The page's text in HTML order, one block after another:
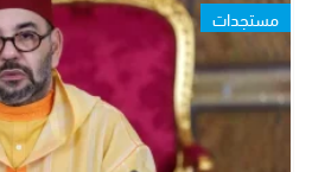
مستجدات